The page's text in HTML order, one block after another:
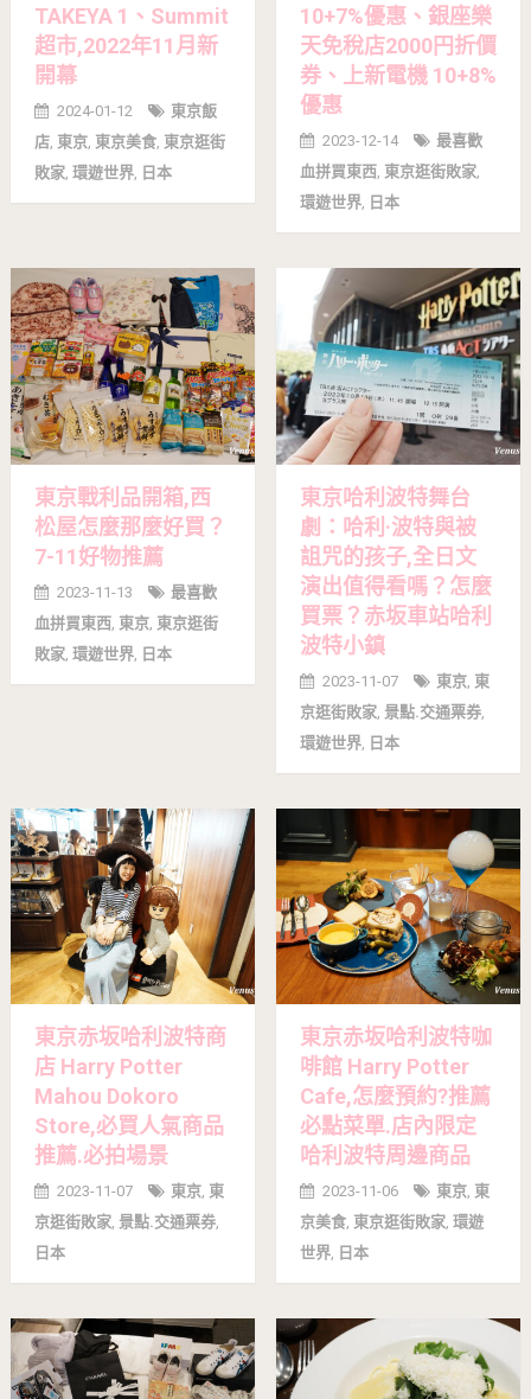
TAKEYA 1、Summit
超市,2022年11月新
開幕
2024-01-12
東京飯
店, 東京, 東京美食, 東京逛街
敗家, 環遊世界, 日本
10+7%優惠、銀座樂
天免稅店2000円折價
券、上新電機 10+8%
優惠
2023-12-14
最喜歡
血拼買東西, 東京逛街敗家,
環遊世界, 日本
東京戰利品開箱,西
松屋怎麼那麼好買？
7-11好物推薦
2023-11-13
最喜歡
血拼買東西, 東京, 東京逛街
敗家, 環遊世界, 日本
東京哈利波特舞台
劇：哈利·波特與被
詛咒的孩子,全日文
演出值得看嗎？怎麼
買票？赤坂車站哈利
波特小鎮
2023-11-07 東京, 東
京逛街敗家, 景點.交通票券,
環遊世界, 日本
東京赤坂哈利波特商
店 Harry Potter
Mahou Dokoro
Store,必買人氣商品
推薦.必拍場景
2023-11-07 東京, 東
京逛街敗家, 景點.交通票券,
日本
東京赤坂哈利波特咖
啡館 Harry Potter
Cafe,怎麼預約?推薦
必點菜單.店內限定
哈利波特周邊商品
2023-11-06 東京, 東
京美食, 東京逛街敗家, 環遊
世界, 日本